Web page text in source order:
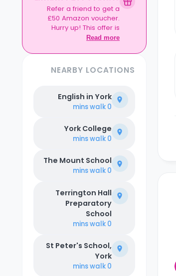
the same flat.
The Timeline:Lock
it in before06
2026
Refer a friend to get a
£50 Amazon voucher.
Hurry up! This offer is
exclusive to Casita.
Read more
NEARBY LOCATIONS
English in York
0 mins
walk
York College
0 mins
walk
The Mount School
0 mins
walk
Terrington Hall
Preparatory
School
0 mins
walk
St Peter's School,
York
0 mins
walk